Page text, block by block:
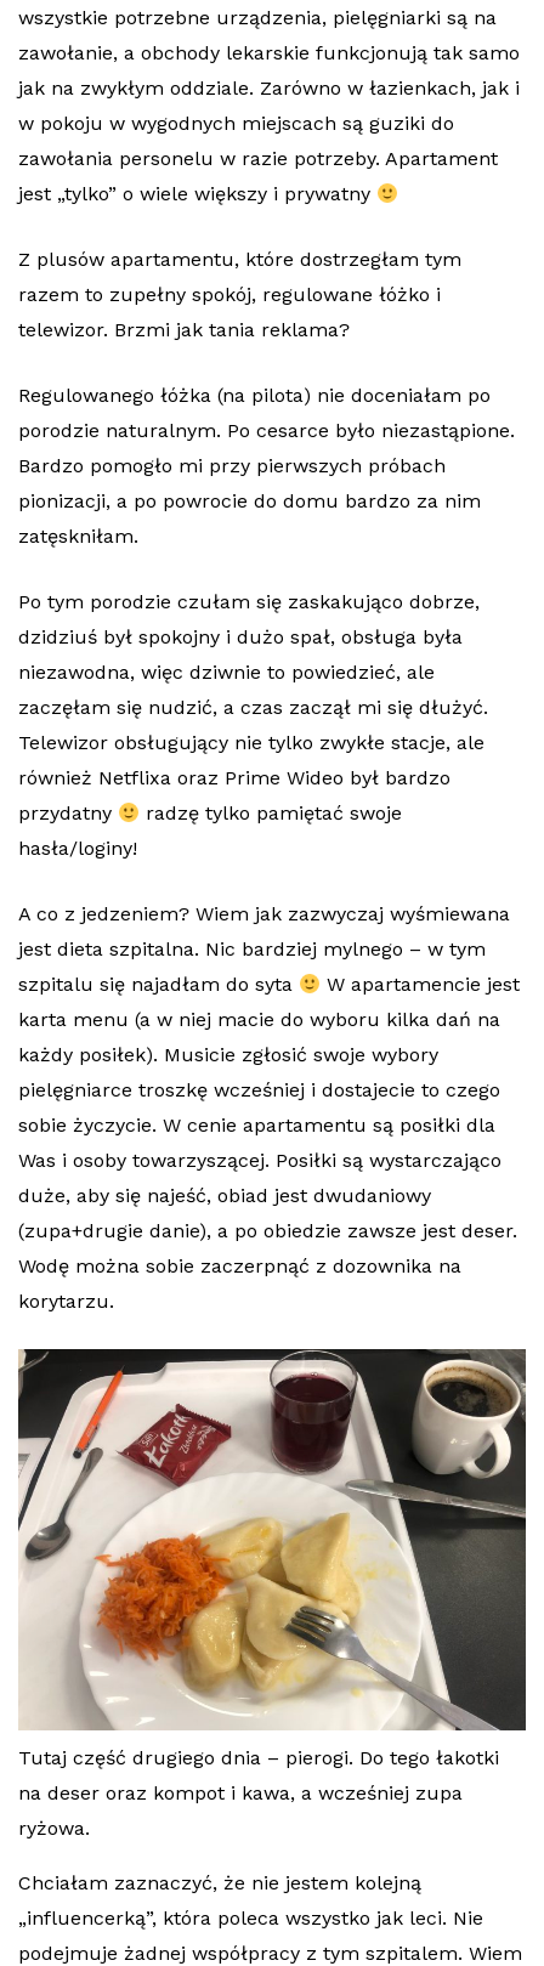
wszystkie potrzebne urządzenia, pielęgniarki są na
zawołanie, a obchody lekarskie funkcjonują tak samo
jak na zwykłym oddziale. Zarówno w łazienkach, jak i
w pokoju w wygodnych miejscach są guziki do
zawołania personelu w razie potrzeby. Apartament
jest „tylko” o wiele większy i prywatny
Z plusów apartamentu, które dostrzegłam tym
razem to zupełny spokój, regulowane łóżko i
telewizor. Brzmi jak tania reklama?
Regulowanego łóżka (na pilota) nie doceniałam po
porodzie naturalnym. Po cesarce było niezastąpione.
Bardzo pomogło mi przy pierwszych próbach
pionizacji, a po powrocie do domu bardzo za nim
zatęskniłam.
Po tym porodzie czułam się zaskakująco dobrze,
dzidziuś był spokojny i dużo spał, obsługa była
niezawodna, więc dziwnie to powiedzieć, ale
zaczęłam się nudzić, a czas zaczął mi się dłużyć.
Telewizor obsługujący nie tylko zwykłe stacje, ale
również Netflixa oraz Prime Wideo był bardzo
przydatny
radzę tylko pamiętać swoje
hasła/loginy!
A co z jedzeniem? Wiem jak zazwyczaj wyśmiewana
jest dieta szpitalna. Nic bardziej mylnego – w tym
szpitalu się najadłam do syta
W apartamencie jest
karta menu (a w niej macie do wyboru kilka dań na
każdy posiłek). Musicie zgłosić swoje wybory
pielęgniarce troszkę wcześniej i dostajecie to czego
sobie życzycie. W cenie apartamentu są posiłki dla
Was i osoby towarzyszącej. Posiłki są wystarczająco
duże, aby się najeść, obiad jest dwudaniowy
(zupa+drugie danie), a po obiedzie zawsze jest deser.
Wodę można sobie zaczerpnąć z dozownika na
korytarzu.
Tutaj część drugiego dnia – pierogi. Do tego łakotki
na deser oraz kompot i kawa, a wcześniej zupa
ryżowa.
Chciałam zaznaczyć, że nie jestem kolejną
„influencerką”, która poleca wszystko jak leci. Nie
podejmuje żadnej współpracy z tym szpitalem. Wiem